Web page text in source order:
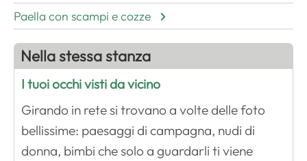
Paella con scampi e cozze
Nella stessa stanza
I tuoi occhi visti da vicino
Girando in rete si trovano a volte delle foto
bellissime: paesaggi di campagna, nudi di
donna, bimbi che solo a guardarli ti viene